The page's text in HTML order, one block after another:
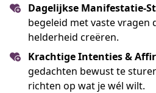
Dagelijkse Manifestatie-
begeleid met vaste vragen
helderheid creëren.
Krachtige Intenties &
gedachten bewust te
richten op wat je wél wilt.